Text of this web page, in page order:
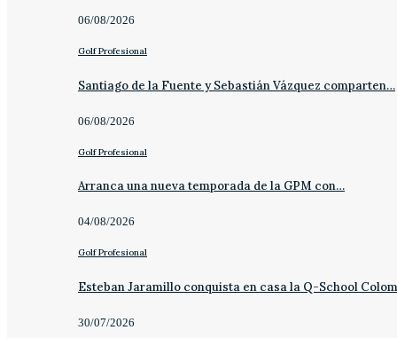
06/08/2026
Golf Profesional
Santiago de la Fuente y Sebastián Vázquez comparten…
06/08/2026
Golf Profesional
Arranca una nueva temporada de la GPM con…
04/08/2026
Golf Profesional
Esteban Jaramillo conquista en casa la Q-School
30/07/2026